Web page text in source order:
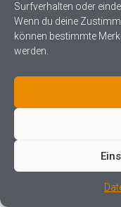
Surfverhalten oder
Wenn du deine
können bestimmte
werden.
Weitere Informationen
der
unter:
Das Unternehmen
US Data Privacy
DPF ist ein
europäischer
den USA gewährleisten